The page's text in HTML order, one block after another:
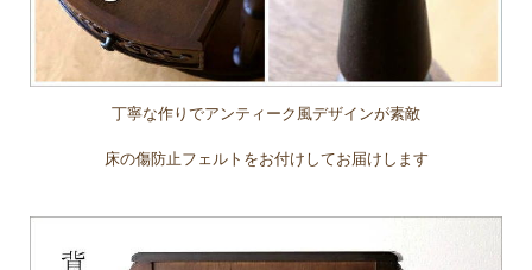
丁寧な作りでアンティーク風デザインが素敵
床の傷防止フェルトをお付けしてお届けします